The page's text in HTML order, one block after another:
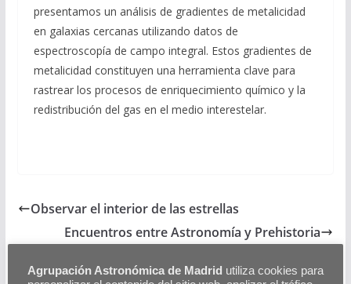
presentamos un análisis de gradientes de metalicidad
en galaxias cercanas utilizando datos de
espectroscopía de campo integral. Estos gradientes de
metalicidad constituyen una herramienta clave para
rastrear los procesos de enriquecimiento químico y la
redistribución del gas en el medio interestelar.
Observar el interior de las estrellas
Encuentros entre Astronomía y Prehistoria
Agrupación Astronómica de Madrid utiliza cookies para